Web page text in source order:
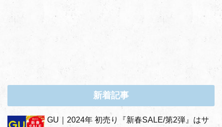
新着記事
GU｜2024年 初売り『新春SALE/第2弾』はサ